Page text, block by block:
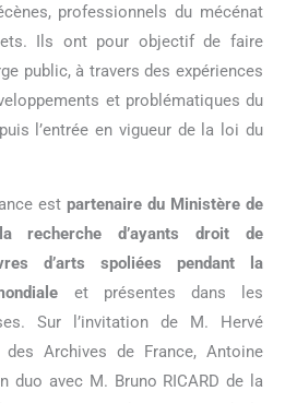
professionnels du mécénat
Ils ont pour objectif de faire
public, à travers des expériences
et problématiques du
l’entrée en vigueur de la loi du
est partenaire du Ministère de
recherche d’ayants droit de
d’arts spoliées pendant la
et présentes dans les
Sur l’invitation de M. Hervé
des Archives de France, Antoine
duo avec M. Bruno RICARD de la